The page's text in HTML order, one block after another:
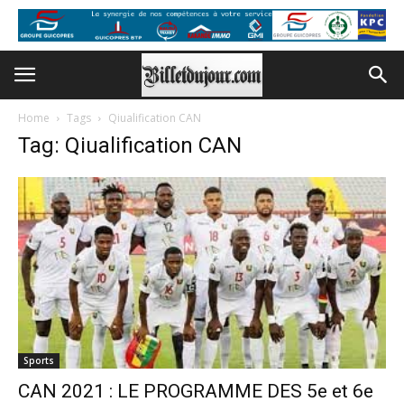
Home Tags Qiualification CAN
Tag: Qiualification CAN
Sports
CAN 2021 : LE PROGRAMME DES 5e et 6e